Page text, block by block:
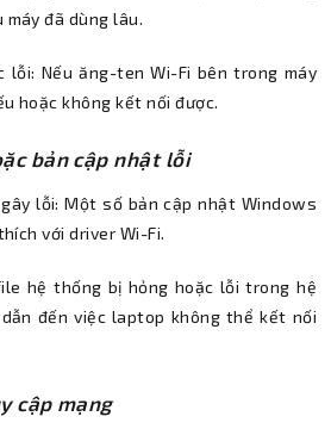
đã dùng lâu.
lỗi: Nếu ăng-ten Wi-Fi bên trong máy
hoặc không kết nối được.
bản cập nhật lỗi
lỗi: Một số bản cập nhật Windows
với driver Wi-Fi.
hệ thống bị hỏng hoặc lỗi trong hệ
đến việc laptop không thể kết nối
cập mạng